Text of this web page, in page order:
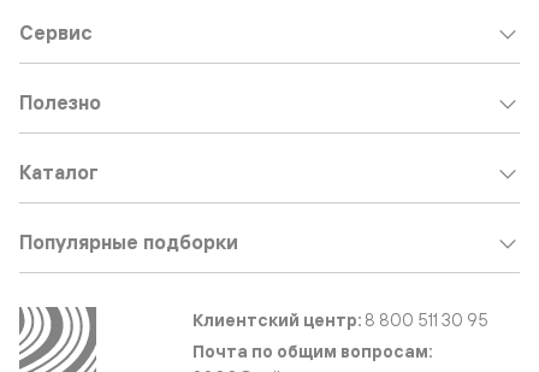
Сервис
Полезно
Каталог
Популярные подборки
Клиентский центр: 8 800 511 30 95
Почта по общим вопросам: